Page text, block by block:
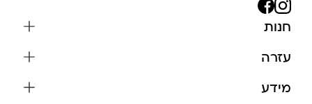
חנות
צמידים
עזרה
מידע